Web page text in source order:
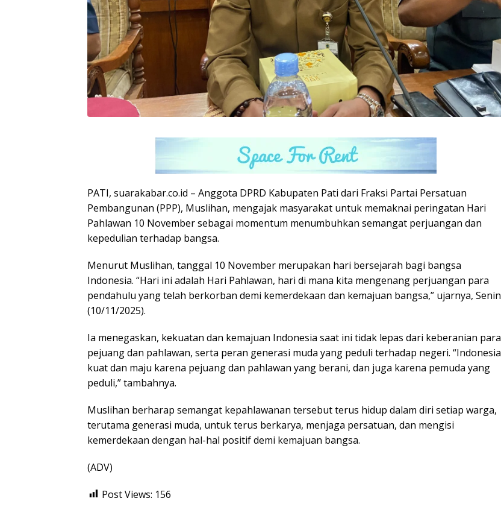
PATI, suarakabar.co.id – Anggota DPRD Kabupaten Pati dari Fraksi Partai Persatuan
Pembangunan (PPP), Muslihan, mengajak masyarakat untuk memaknai peringatan Hari
Pahlawan 10 November sebagai momentum menumbuhkan semangat perjuangan dan
kepedulian terhadap bangsa.
Menurut Muslihan, tanggal 10 November merupakan hari bersejarah bagi bangsa
Indonesia. “Hari ini adalah Hari Pahlawan, hari di mana kita mengenang perjuangan para
pendahulu yang telah berkorban demi kemerdekaan dan kemajuan bangsa,” ujarnya, Senin
(10/11/2025).
Ia menegaskan, kekuatan dan kemajuan Indonesia saat ini tidak lepas dari keberanian para
pejuang dan pahlawan, serta peran generasi muda yang peduli terhadap negeri. “Indonesia
kuat dan maju karena pejuang dan pahlawan yang berani, dan juga karena pemuda yang
peduli,” tambahnya.
Muslihan berharap semangat kepahlawanan tersebut terus hidup dalam diri setiap warga,
terutama generasi muda, untuk terus berkarya, menjaga persatuan, dan mengisi
kemerdekaan dengan hal-hal positif demi kemajuan bangsa.
(ADV)
Post Views: 156